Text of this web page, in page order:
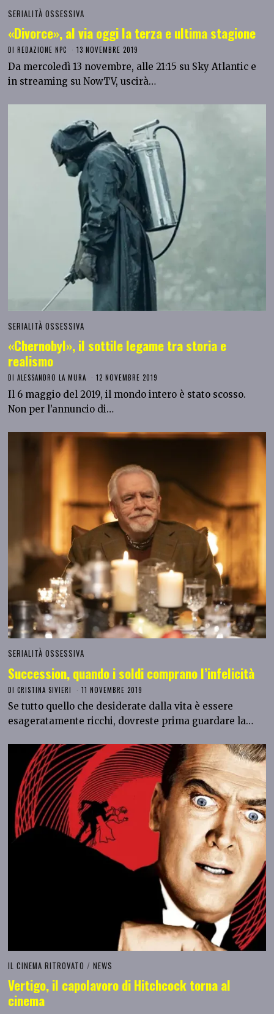
SERIALITÀ OSSESSIVA
«Divorce», al via oggi la terza e ultima stagione
DIREDAZIONE NPC 13 NOVEMBRE 2019
Da mercoledì 13 novembre, alle 21:15 su Sky Atlantic e
in streaming su NowTV, uscirà…
SERIALITÀ OSSESSIVA
«Chernobyl», il sottile legame tra storia e
realismo
DIALESSANDRO LA MURA 12 NOVEMBRE 2019
Il 6 maggio del 2019, il mondo intero è stato scosso.
Non per l’annuncio di…
SERIALITÀ OSSESSIVA
Succession, quando i soldi comprano l’infelicità
DICRISTINA SIVIERI 11 NOVEMBRE 2019
Se tutto quello che desiderate dalla vita è essere
esageratamente ricchi, dovreste prima guardare la…
IL CINEMA RITROVATO / NEWS
Vertigo, il capolavoro di Hitchcock torna al
cinema